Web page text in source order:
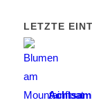
LETZTE